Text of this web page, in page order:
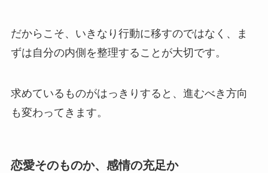
だからこそ、いきなり行動に移すのではなく、ま
ずは自分の内側を整理することが大切です。
求めているものがはっきりすると、進むべき方向
も変わってきます。
恋愛そのものか、感情の充足か